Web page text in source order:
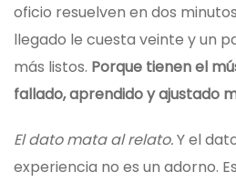
oficio resuelven en dos
llegado le cuesta veinte y un
más listos. Porque tienen el
fallado, aprendido y ajustado
El dato mata al relato.Y el
experiencia no es un adorno.